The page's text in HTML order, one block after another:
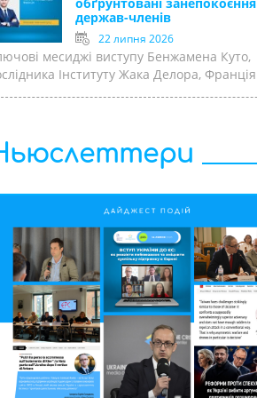
держав-членів
22 липня 2026
месиджі виступу Бенжамена Куто,
Інституту Жака Делора, Франція